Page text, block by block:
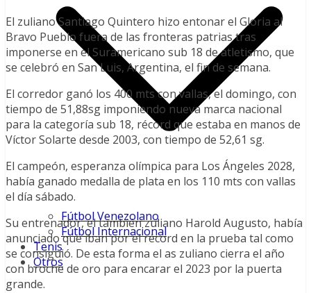
Fútbol Venezolano
Fútbol Internacional
Tenis
Otros
El zuliano Santiago Quintero hizo entonar el Gloria al
Bravo Pueblo fuera de las fronteras patrias tras
imponerse en el Suramericano sub 18 de atletismo, que
se celebró en San Luis, Argentina, el fin de semana.
El corredor ganó los 400 mts con vallas, el domingo, con
tiempo de 51,88sg imponiendo nueva marca nacional
para la categoría sub 18, récord que estaba en manos de
Víctor Solarte desde 2003, con tiempo de 52,61 sg.
El campeón, esperanza olímpica para Los Ángeles 2028,
había ganado medalla de plata en los 110 mts con vallas
el día sábado.
Su entrenador, el también zuliano Harold Augusto, había
anunciado que iban por el récord en la prueba tal como
se consiguió. De esta forma el as zuliano cierra el año
con broche de oro para encarar el 2023 por la puerta
grande.